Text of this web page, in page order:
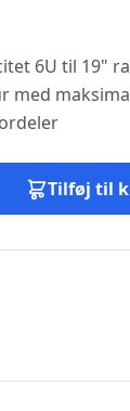
6U til 19"
Tilføj til